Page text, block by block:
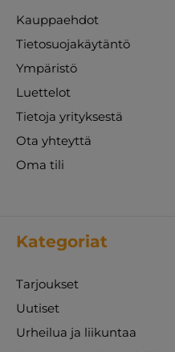
Kauppaehdot
Tietosuojakäytäntö
Ympäristö
Luettelot
Tietoja yrityksestä
Ota yhteyttä
Oma tili
Kategoriat
Tarjoukset
Uutiset
Urheilua ja liikuntaa